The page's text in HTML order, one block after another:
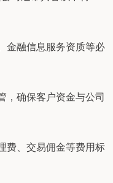
金融信息服务资质等必
，确保客户资金与公司
费、交易佣金等费用标